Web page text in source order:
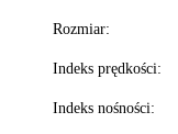
Rozmiar:
Indeks prędkości:
Indeks nośności: